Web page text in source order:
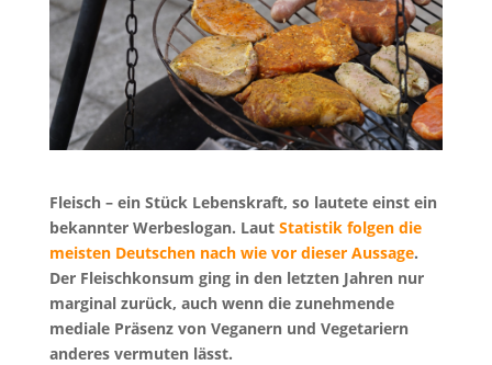
Fleisch – ein Stück Lebenskraft, so lautete einst ein
bekannter Werbeslogan. Laut Statistik folgen die
meisten Deutschen nach wie vor dieser Aussage.
Der Fleischkonsum ging in den letzten Jahren nur
marginal zurück, auch wenn die zunehmende
mediale Präsenz von Veganern und Vegetariern
anderes vermuten lässt.